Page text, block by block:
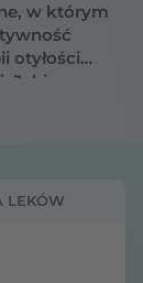
w którym
otyłości
są
na
LEKÓW